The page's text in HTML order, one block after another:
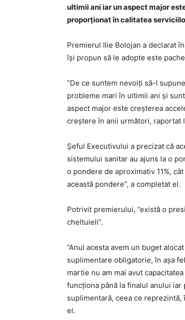
ultimii ani iar un aspect major
proporţionat în calitatea
Premierul Ilie Bolojan a declarat
îşi propun să le adopte este
”De ce suntem nevoiţi să-l
probleme mari în ultimii ani şi
aspect major este creşterea
creştere în anii următori, raportat
Şeful Executivului a precizat că
sistemului sanitar au ajuns la o
o pondere de aproximativ 11%,
această pondere”, a completat el.
Potrivit premierului, ”există o
cheltuieli”.
”Anul acesta avem un buget
suplimentare obligatorie, în aşa
martie nu am mai avut
funcţiona până la finalul anului
suplimentară, ceea ce
el.